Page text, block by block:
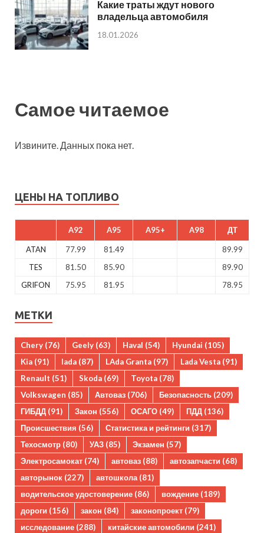
Какие траты ждут нового
владельца автомобиля
18.01.2026
Самое читаемое
Извините. Данных пока нет.
ЦЕНЫ НА ТОПЛИВО
A92 A95 A95+ A98 ДТ
ATAN 77.99 81.49
89.99
TES
81.50 85.90
89.90
GRIFON
75.95 81.95 78.95
МЕТКИ
Chery (76) Geely (63) Haval (54) Hyundai (105)
Kia (91) lada (87) LAda Granta (97) Lada Vesta (91)
Renault (51) Skoda (69) Toyota (78)
Volkswagen (85) Автоваз (706) Безопасность (209)
ГИБДД (91) Закон (556) ОСАГО (49) ПДД (136)
Происшествия (56) Статистика и рейтинги (317)
Техосмотр (80) УАЗ (85) Экзамен (57)
Электросамокат (74) автоваз (88) автозапчасти (68)
авторынок (227) автошкола (81)
водительское удостоверение (86) вождение (189)
дороги (156) закон (84) законопроект (79)
исследование (288) китайские автомобили (241)